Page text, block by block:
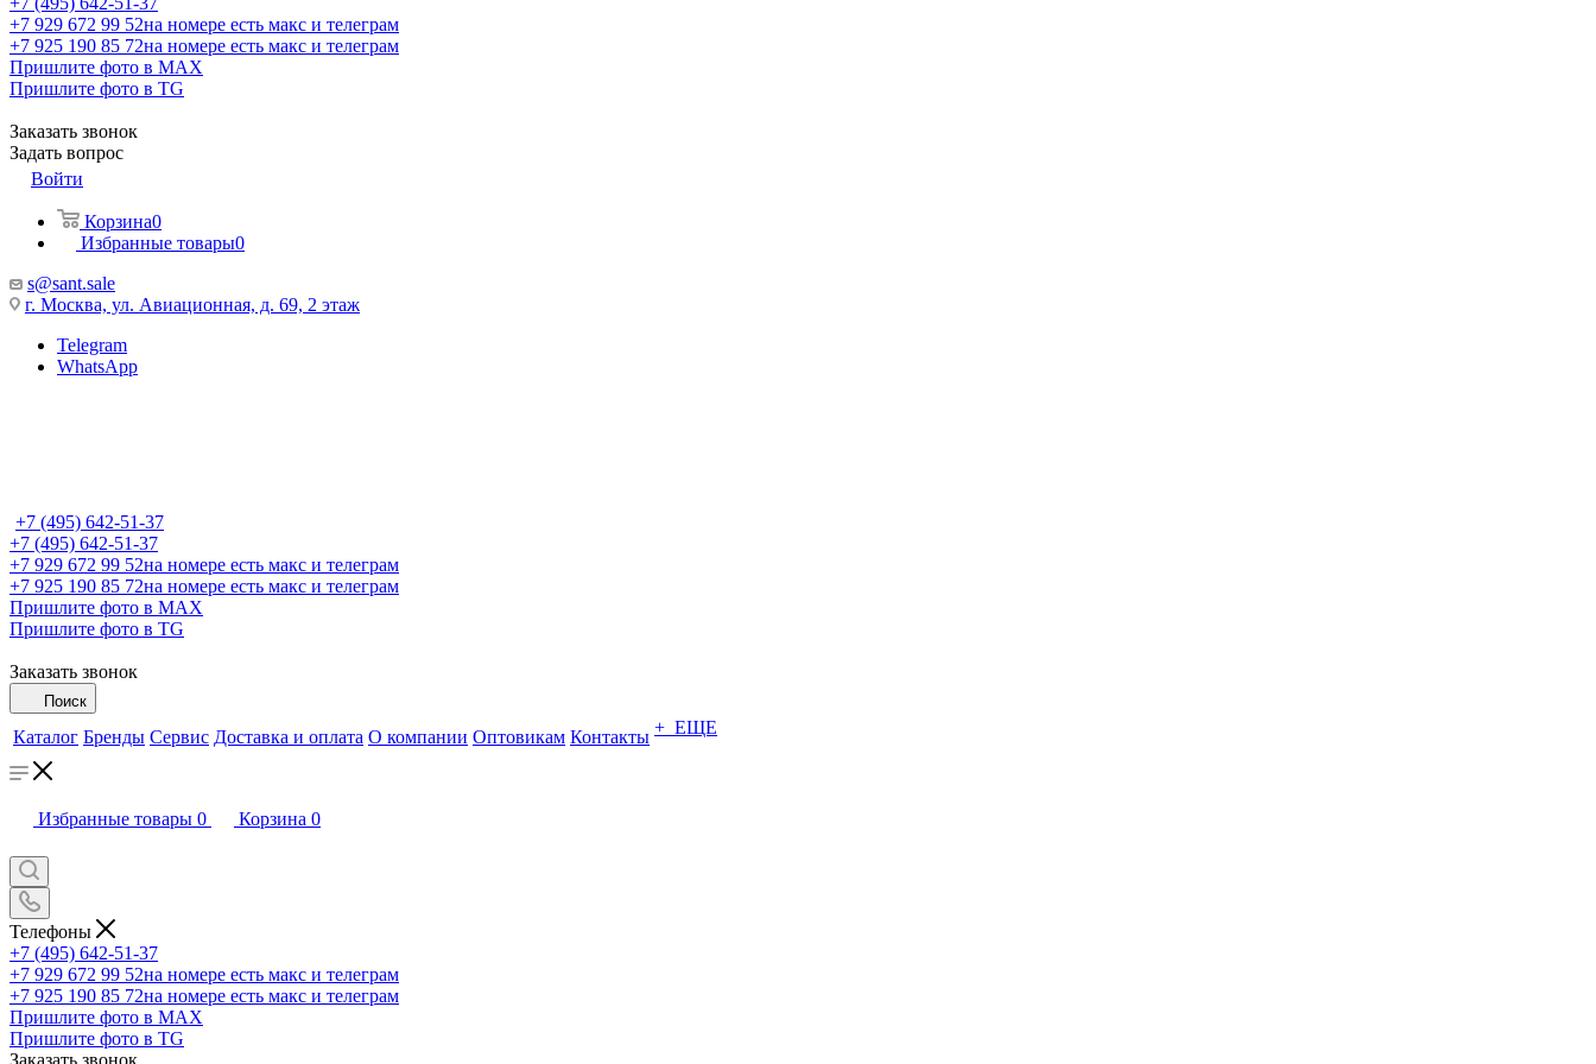
+7 929 672 99 52на номере есть макс и телеграм
+7 925 190 85 72на номере есть макс и телеграм
Пришлите фото в MAX
Пришлите фото в TG
Заказать звонок
Задать вопрос
Войти
Корзина0
Избранные товары0
s@sant.sale
г. Москва, ул. Авиационная, д. 69, 2 этаж
Telegram
WhatsApp
+7 (495) 642-51-37
+7 (495) 642-51-37
+7 929 672 99 52на номере есть макс и телеграм
+7 925 190 85 72на номере есть макс и телеграм
Пришлите фото в MAX
Пришлите фото в TG
Заказать звонок
Поиск
Каталог Бренды Сервис Доставка и оплата О компании Оптовикам Контакты + ЕЩЕ
Избранные товары 0 Корзина 0
Телефоны
+7 (495) 642-51-37
+7 929 672 99 52на номере есть макс и телеграм
+7 925 190 85 72на номере есть макс и телеграм
Пришлите фото в MAX
Пришлите фото в TG
Заказать звонок